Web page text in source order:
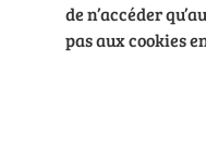
de n’accéder
pas aux cookies